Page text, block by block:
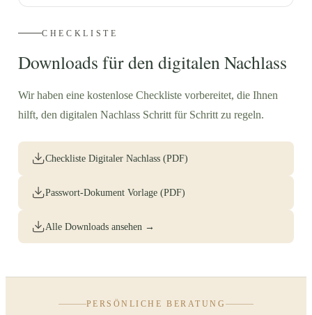
CHECKLISTE
Downloads für den digitalen Nachlass
Wir haben eine kostenlose Checkliste vorbereitet, die Ihnen
hilft, den digitalen Nachlass Schritt für Schritt zu regeln.
Checkliste Digitaler Nachlass (PDF)
Passwort-Dokument Vorlage (PDF)
Alle Downloads ansehen →
PERSÖNLICHE BERATUNG